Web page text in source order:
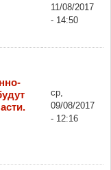
11/08/2017
- 14:50
ср,
09/08/2017
- 12:16